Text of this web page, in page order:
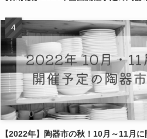
【2022年】陶器市の秋！10月～11月に